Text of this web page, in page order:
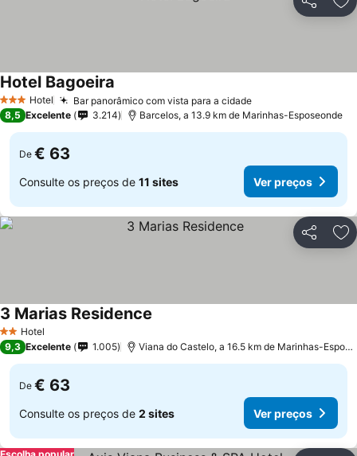
Partilhar
3 EstrelasHotel Bar panorâmico com vista para a cidadeVer preços
Hotel Bagoeira
8,5 Excelente 3.214 Barcelos, a 13.9 km de Marinhas-Esposeonde
De € 63
Consulte os preços de 11 sites Ver preços
Partilhar
2 Estrelas
Hotel
3 Marias Residence
9,3 Excelente 1.005 Viana do Castelo, a 16.5 km de Marinhas-
De € 63
Consulte os preços de 2 sites Ver preços